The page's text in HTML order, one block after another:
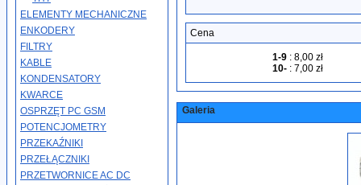
ELEMENTY MECHANICZNE
ENKODERY
FILTRY
KABLE
KONDENSATORY
KWARCE
OSPRZĘT PC GSM
POTENCJOMETRY
PRZEKAŹNIKI
PRZEŁĄCZNIKI
PRZETWORNICE AC DC
Cena
1-9 : 8,00 zł
10- : 7,00 zł
Galeria